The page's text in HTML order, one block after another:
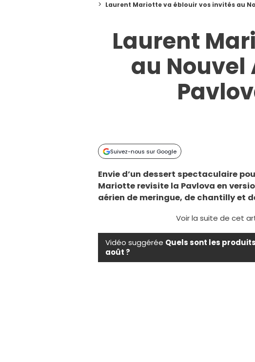
Laurent Mariotte va éblouir vos invités au
Laurent
au Nouvel
Suivez-nous sur Google
Envie d’un dessert spectaculaire
Mariotte revisite la Pavlova en
aérien de meringue, de chantilly et
Voir la suite de cet
Vidéo suggérée Quels sont les
août ?